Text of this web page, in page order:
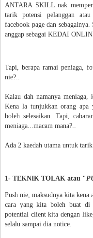
ANTARA SKILL nak
tarik potensi pelanggan
facebook page dan
anggap sebagai KEDAI
Tapi, berapa ramai peniaga,
nie?..
Kalau dah namanya
Kena la tunjukkan orang apa
boleh selesaikan. Tapi,
meniaga...macam mana?..
Ada 2 kaedah utama untuk
1- TEKNIK TOLAK atau "
Push nie, maksudnya kita
cara yang kita boleh buat di
potential client kita dengan
selalu sampai dia notice.